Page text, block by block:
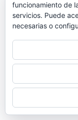
Portuense de
nuestra Ciudad.
CISO, experto en
Redes.
Página alojada en:
funcionamiento de
servicios. Puede
necesarias o